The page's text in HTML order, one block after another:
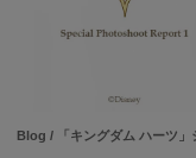
Blog / 「キングダム ハーツ